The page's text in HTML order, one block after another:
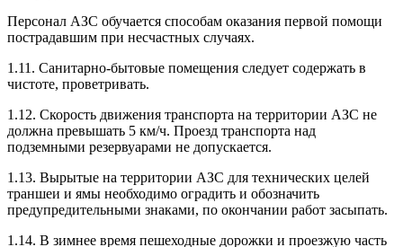
Персонал АЗС обучается способам оказания первой помощи
пострадавшим при несчастных случаях.
1.11. Санитарно-бытовые помещения следует содержать в
чистоте, проветривать.
1.12. Скорость движения транспорта на территории АЗС не
должна превышать 5 км/ч. Проезд транспорта над
подземными резервуарами не допускается.
1.13. Вырытые на территории АЗС для технических целей
траншеи и ямы необходимо оградить и обозначить
предупредительными знаками, по окончании работ засыпать.
1.14. В зимнее время пешеходные дорожки и проезжую часть